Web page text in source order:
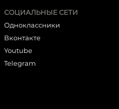
СОЦИАЛЬНЫЕ СЕТИ
Одноклассники
Вконтакте
Youtube
Telegram